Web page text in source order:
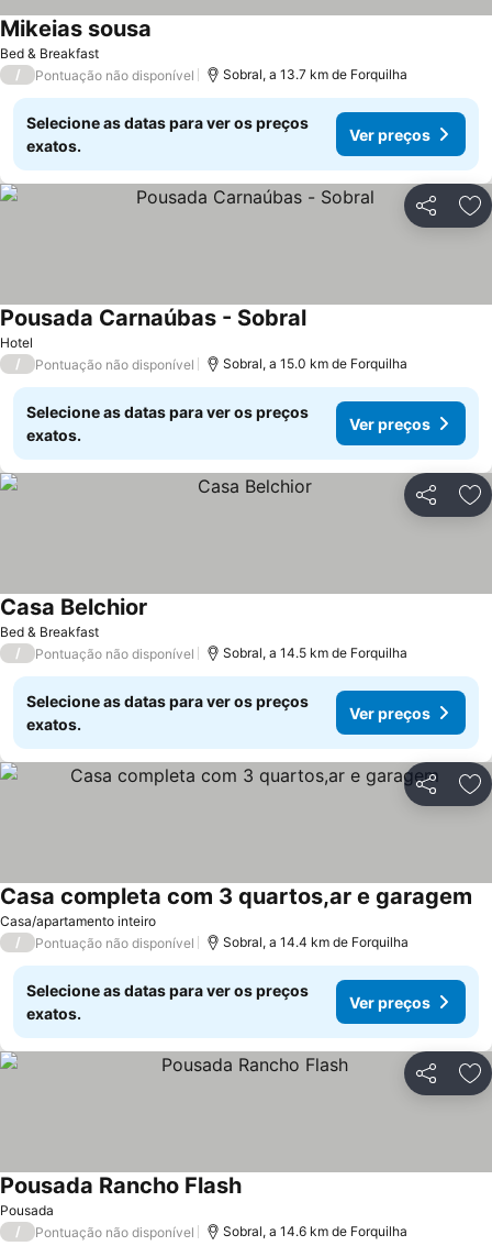
Bed & Breakfast
Mikeias sousa
/ Pontuação não disponível Sobral, a 13.7 km de Forquilha
Selecione as datas para ver os preços
exatos.
Ver preços
Partilhar
Hotel
Pousada Carnaúbas - SobralVer preços
/ Pontuação não disponível Sobral, a 15.0 km de Forquilha
Selecione as datas para ver os preços
exatos.
Ver preços
Partilhar
Bed & Breakfast
Casa Belchior
/ Pontuação não disponível Sobral, a 14.5 km de Forquilha
Selecione as datas para ver os preços
exatos.
Ver preços
Partilhar
Casa/apartamento inteiro
Casa completa com 3 quartos,ar e garagem
/ Pontuação não disponível Sobral, a 14.4 km de Forquilha
Selecione as datas para ver os preços
exatos.
Ver preços
Partilhar
Pousada
Pousada Rancho FlashVer preços
/ Pontuação não disponível Sobral, a 14.6 km de Forquilha